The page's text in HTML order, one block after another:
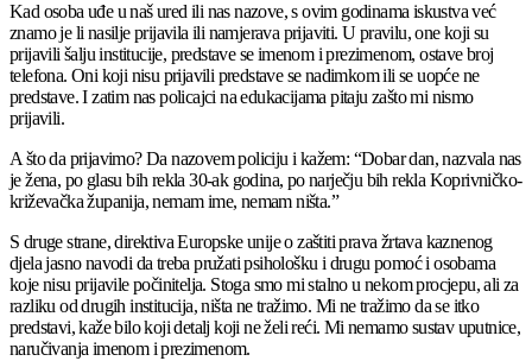
Kad osoba uđe u naš ured ili nas nazove, s ovim godinama iskustva već
znamo je li nasilje prijavila ili namjerava prijaviti. U pravilu, one koji su
prijavili šalju institucije, predstave se imenom i prezimenom, ostave broj
telefona. Oni koji nisu prijavili predstave se nadimkom ili se uopće ne
predstave. I zatim nas policajci na edukacijama pitaju zašto mi nismo
prijavili.
A što da prijavimo? Da nazovem policiju i kažem: “Dobar dan, nazvala nas
je žena, po glasu bih rekla 30-ak godina, po narječju bih rekla Koprivničko-
križevačka županija, nemam ime, nemam ništa.”
S druge strane, direktiva Europske unije o zaštiti prava žrtava kaznenog
djela jasno navodi da treba pružati psihološku i drugu pomoć i osobama
koje nisu prijavile počinitelja. Stoga smo mi stalno u nekom procjepu, ali za
razliku od drugih institucija, ništa ne tražimo. Mi ne tražimo da se itko
predstavi, kaže bilo koji detalj koji ne želi reći. Mi nemamo sustav uputnice,
naručivanja imenom i prezimenom.